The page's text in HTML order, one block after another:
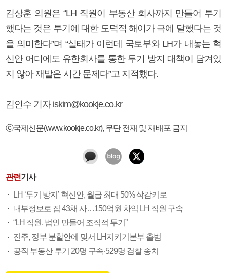
김상훈 의원은 “LH 직원이 부동산 회사까지 만들어 투기
했다는 것은 투기에 대한 도덕적 해이가 극에 달했다는 것
을 의미한다”며 “실태가 이런데 국토부와 LH가 내놓는 혁
신안 어디에도 유한회사를 통한 투기 방지 대책이 담겨있
지 않아 재발은 시간 문제다”고 지적했다.
김인수 기자 iskim@kookje.co.kr
ⓒ국제신문(www.kookje.co.kr), 무단 전재 및 재배포 금지
관련기사
LH ‘투기 방지’ 혁신안, 월급 최대 50% 삭감키로
내부정보로 집 43채 사…150억원 차익 LH 직원 구속
“LH 직원, 법인 만들어 조직적 투기”
진주, 정부 분할안에 맞서 LH지키기본부 출범
공직 부동산 투기 20명 구속·529명 검찰 송치